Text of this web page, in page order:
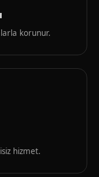
korunur.
hizmet.